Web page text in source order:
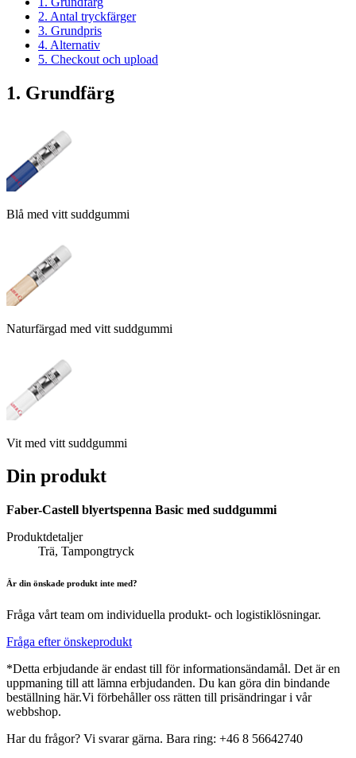
2. Antal tryckfärger
3. Grundpris
4. Alternativ
5. Checkout och upload
1. Grundfärg
Blå med vitt suddgummi
Naturfärgad med vitt suddgummi
Vit med vitt suddgummi
Din produkt
Faber-Castell blyertspenna Basic med suddgummi
Produktdetaljer
Trä, Tampongtryck
Är din önskade produkt inte med?
Fråga vårt team om individuella produkt- och logistiklösningar.
Fråga efter önskeprodukt
*Detta erbjudande är endast till för informationsändamål. Det är en
uppmaning till att lämna erbjudanden. Du kan göra din bindande
beställning här.Vi förbehåller oss rätten till prisändringar i vår
webbshop.
Har du frågor? Vi svarar gärna. Bara ring: +46 8 56642740